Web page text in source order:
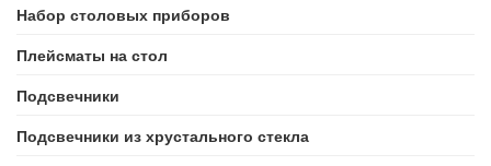
Набор столовых приборов
Плейсматы на стол
Подсвечники
Подсвечники из хрустального стекла